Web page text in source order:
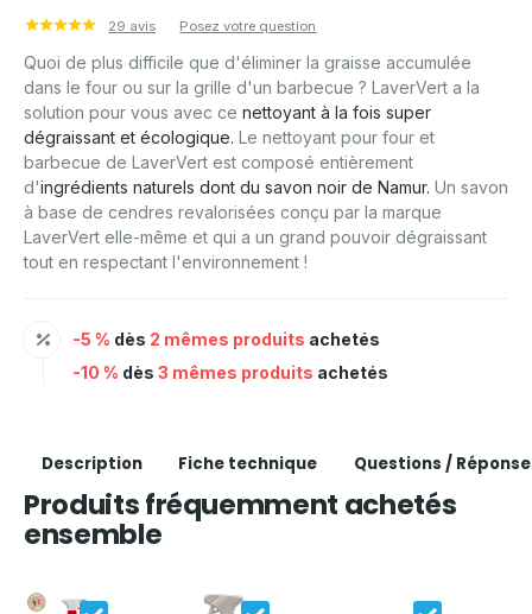
29 avis Posez votre question
Quoi de plus difficile que d'éliminer la graisse accumulée
dans le four ou sur la grille d'un barbecue ? LaverVert a la
solution pour vous avec ce nettoyant à la fois super
dégraissant et écologique. Le nettoyant pour four et
barbecue de LaverVert est composé entièrement
d'ingrédients naturels dont du savon noir de Namur. Un savon
à base de cendres revalorisées conçu par la marque
LaverVert elle-même et qui a un grand pouvoir dégraissant
tout en respectant l'environnement !
-5 % dès 2 mêmes produits achetés
-10 % dès 3 mêmes produits achetés
Description Fiche technique Questions /
Produits fréquemment achetés
ensemble